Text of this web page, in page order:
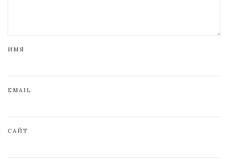
ИМЯ
EMAIL
САЙТ